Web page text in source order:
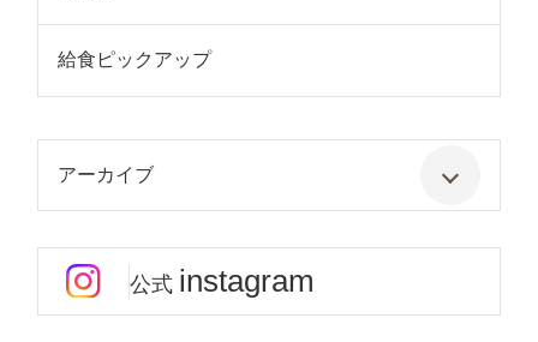
給食ピックアップ
アーカイブ
公式 instagram